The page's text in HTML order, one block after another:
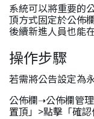
系統可以將重要的
頂方式固定於公佈
後續新進人員也能
操作步驟
若需將公告設定為
公佈欄➝公佈欄管
置頂」>點擊「確認